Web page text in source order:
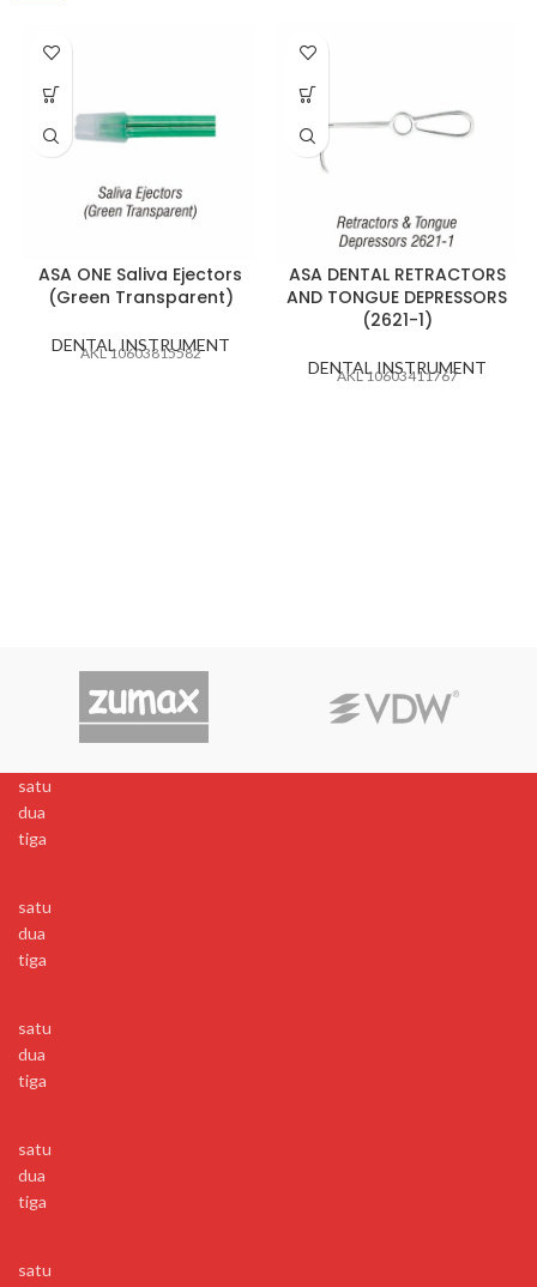
ASA ONE Saliva Ejectors
(Green Transparent)
DENTAL INSTRUMENT
AKL 10603815582
ASA DENTAL RETRACTORS
AND TONGUE DEPRESSORS
(2621-1)
DENTAL INSTRUMENT
AKL 10603411767
satu
dua
tiga
satu
dua
tiga
satu
dua
tiga
satu
dua
tiga
satu